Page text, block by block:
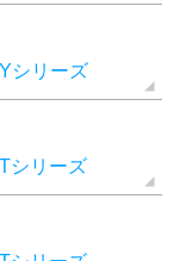
シリーズ
シリーズ